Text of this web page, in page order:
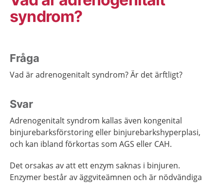
syndrom?
Fråga
Vad är adrenogenitalt syndrom? Är det ärftligt?
Svar
Adrenogenitalt syndrom kallas även kongenital
binjurebarksförstoring eller binjurebarkshyperplasi,
och kan ibland förkortas som AGS eller CAH.
Det orsakas av att ett enzym saknas i binjuren.
Enzymer består av äggviteämnen och är nödvändiga